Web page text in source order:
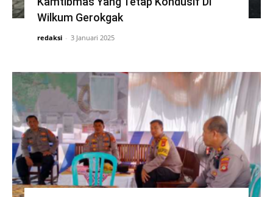
Wilkum Gerokgak
redaksi - 3 Januari 2025